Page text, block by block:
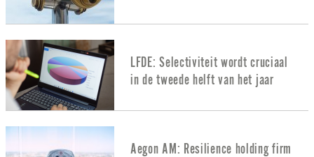
LFDE: Selectiviteit wordt cruciaal
in de tweede helft van het jaar
Aegon AM: Resilience holding firm